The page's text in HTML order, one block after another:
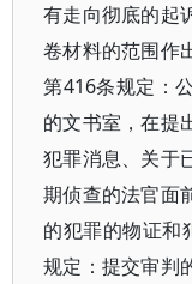
有走向彻底的起
卷材料的范围作
第416条规定：
的文书室，在提
犯罪消息、关于
期侦查的法官面
的犯罪的物证和
规定：提交审判